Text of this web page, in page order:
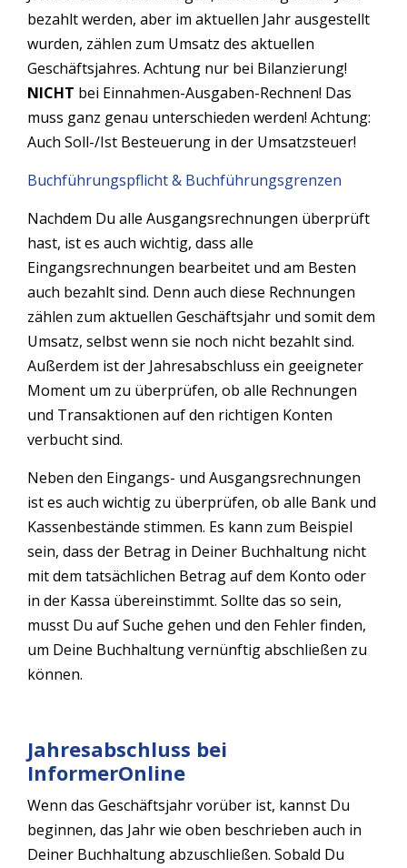
bezahlt werden, aber im aktuellen Jahr ausgestellt
wurden, zählen zum Umsatz des aktuellen
Geschäftsjahres. Achtung nur bei Bilanzierung!
NICHT bei Einnahmen-Ausgaben-Rechnen! Das
muss ganz genau unterschieden werden! Achtung:
Auch Soll-/Ist Besteuerung in der Umsatzsteuer!
Buchführungspflicht & Buchführungsgrenzen
Nachdem Du alle Ausgangsrechnungen überprüft
hast, ist es auch wichtig, dass alle
Eingangsrechnungen bearbeitet und am Besten
auch bezahlt sind. Denn auch diese Rechnungen
zählen zum aktuellen Geschäftsjahr und somit dem
Umsatz, selbst wenn sie noch nicht bezahlt sind.
Außerdem ist der Jahresabschluss ein geeigneter
Moment um zu überprüfen, ob alle Rechnungen
und Transaktionen auf den richtigen Konten
verbucht sind.
Neben den Eingangs- und Ausgangsrechnungen
ist es auch wichtig zu überprüfen, ob alle Bank und
Kassenbestände stimmen. Es kann zum Beispiel
sein, dass der Betrag in Deiner Buchhaltung nicht
mit dem tatsächlichen Betrag auf dem Konto oder
in der Kassa übereinstimmt. Sollte das so sein,
musst Du auf Suche gehen und den Fehler finden,
um Deine Buchhaltung vernünftig abschließen zu
können.
Jahresabschluss bei
InformerOnline
Wenn das Geschäftsjahr vorüber ist, kannst Du
beginnen, das Jahr wie oben beschrieben auch in
Deiner Buchhaltung abzuschließen. Sobald Du